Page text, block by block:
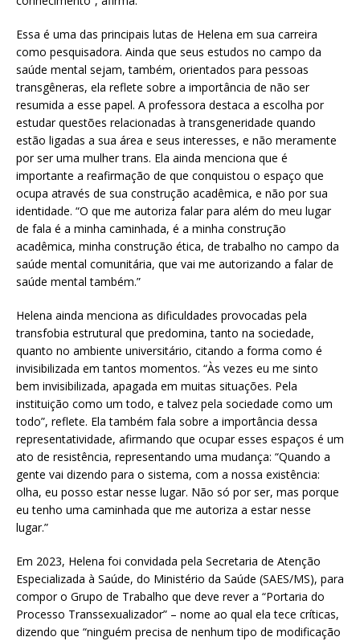
Essa é uma das principais lutas de Helena em sua carreira
como pesquisadora. Ainda que seus estudos no campo da
saúde mental sejam, também, orientados para pessoas
transgêneras, ela reflete sobre a importância de não ser
resumida a esse papel. A professora destaca a escolha por
estudar questões relacionadas à transgeneridade quando
estão ligadas a sua área e seus interesses, e não meramente
por ser uma mulher trans. Ela ainda menciona que é
importante a reafirmação de que conquistou o espaço que
ocupa através de sua construção acadêmica, e não por sua
identidade. “O que me autoriza falar para além do meu lugar
de fala é a minha caminhada, é a minha construção
acadêmica, minha construção ética, de trabalho no campo da
saúde mental comunitária, que vai me autorizando a falar de
saúde mental também.”
Helena ainda menciona as dificuldades provocadas pela
transfobia estrutural que predomina, tanto na sociedade,
quanto no ambiente universitário, citando a forma como é
invisibilizada em tantos momentos. “Às vezes eu me sinto
bem invisibilizada, apagada em muitas situações. Pela
instituição como um todo, e talvez pela sociedade como um
todo”, reflete. Ela também fala sobre a importância dessa
representatividade, afirmando que ocupar esses espaços é um
ato de resistência, representando uma mudança: “Quando a
gente vai dizendo para o sistema, com a nossa existência:
olha, eu posso estar nesse lugar. Não só por ser, mas porque
eu tenho uma caminhada que me autoriza a estar nesse
lugar.”
Em 2023, Helena foi convidada pela Secretaria de Atenção
Especializada à Saúde, do Ministério da Saúde (SAES/MS), para
compor o Grupo de Trabalho que deve rever a “Portaria do
Processo Transsexualizador” – nome ao qual ela tece críticas,
dizendo que “ninguém precisa de nenhum tipo de modificação